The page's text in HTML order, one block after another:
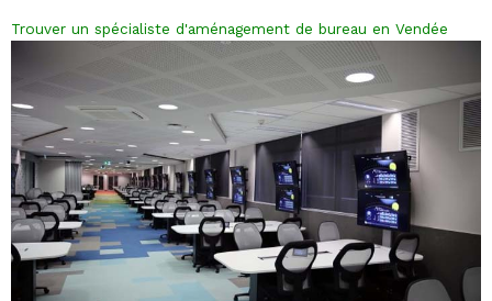
Trouver un spécialiste d'aménagement de bureau en Vendée